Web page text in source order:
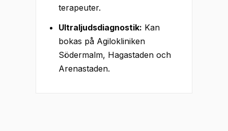
terapeuter.
Ultraljudsdiagnostik: Kan
bokas på Agilokliniken
Södermalm, Hagastaden och
Arenastaden.